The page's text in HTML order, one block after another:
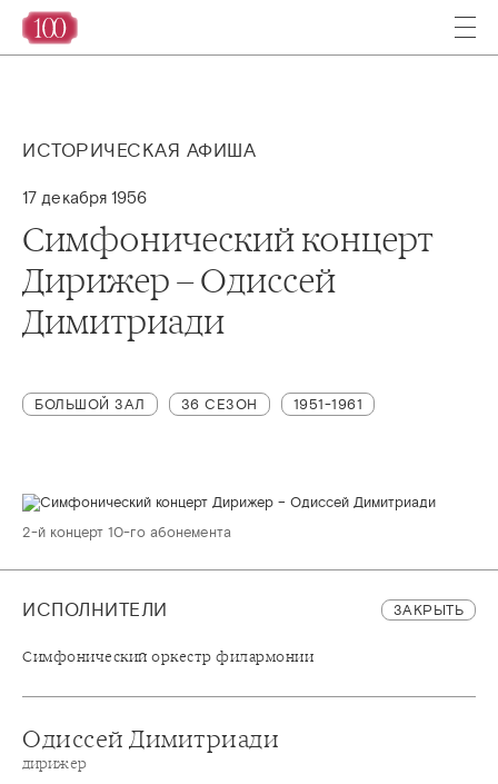
ИСТОРИЧЕСКАЯ АФИША
17 декабря 1956
Симфонический концерт
Дирижер – Одиссей
Димитриади
БОЛЬШОЙ ЗАЛ 36 СЕЗОН 1951-1961
2-й концерт 10-го абонемента
ИСПОЛНИТЕЛИ ЗАКРЫТЬ
Симфонический оркестр филармонии
Одиссей Димитриади
дирижер